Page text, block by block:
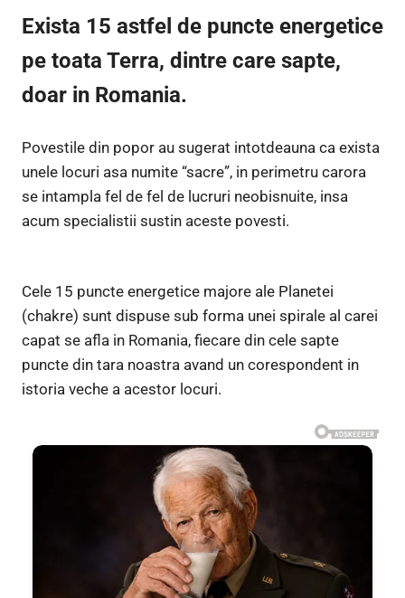
Exista 15 astfel de puncte energetice
pe toata Terra, dintre care sapte,
doar in Romania.
Povestile din popor au sugerat intotdeauna ca exista
unele locuri asa numite “sacre”, in perimetru carora
se intampla fel de fel de lucruri neobisnuite, insa
acum specialistii sustin aceste povesti.
Cele 15 puncte energetice majore ale Planetei
(chakre) sunt dispuse sub forma unei spirale al carei
capat se afla in Romania, fiecare din cele sapte
puncte din tara noastra avand un corespondent in
istoria veche a acestor locuri.